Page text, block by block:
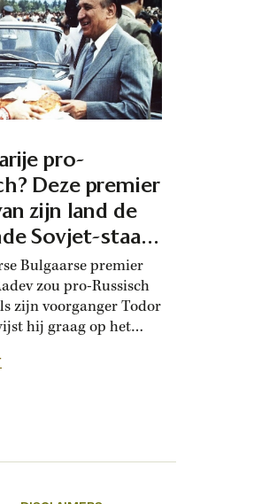
pro-
Deze premier
zijn land de
Sovjet-staat
Bulgaarse premier
zou pro-Russisch
zijn voorganger Todor
hij graag op het
premier was zo